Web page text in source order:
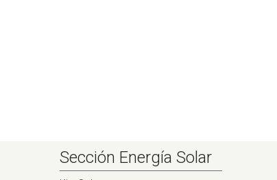
Sección Energía Solar